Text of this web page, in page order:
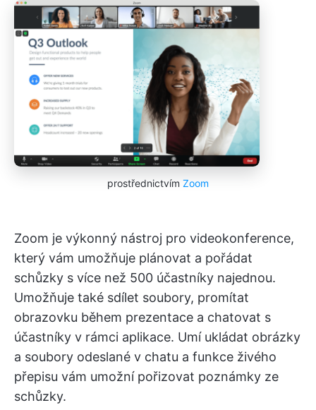
prostřednictvím Zoom
Zoom je výkonný nástroj pro videokonference,
který vám umožňuje plánovat a pořádat
schůzky s více než 500 účastníky najednou.
Umožňuje také sdílet soubory, promítat
obrazovku během prezentace a chatovat s
účastníky v rámci aplikace. Umí ukládat obrázky
a soubory odeslané v chatu a funkce živého
přepisu vám umožní pořizovat poznámky ze
schůzky.